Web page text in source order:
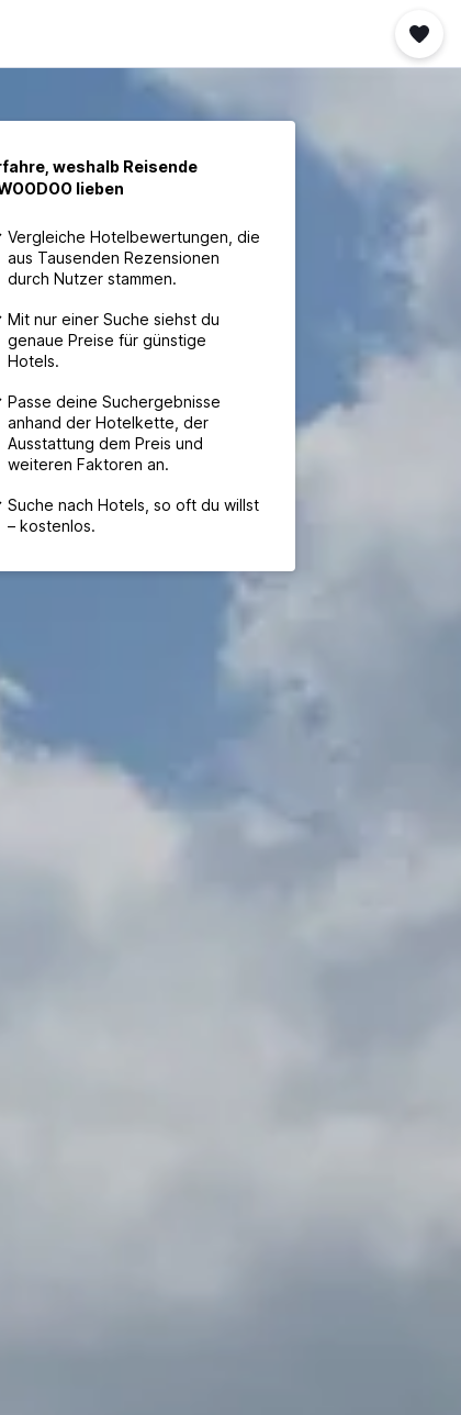
weshalb Reisende
lieben
Vergleiche Hotelbewertungen, die
aus Tausenden Rezensionen
durch Nutzer stammen.
Mit nur einer Suche siehst du
genaue Preise für günstige
Hotels.
Passe deine Suchergebnisse
anhand der Hotelkette, der
Ausstattung dem Preis und
weiteren Faktoren an.
Suche nach Hotels, so oft du willst
– kostenlos.